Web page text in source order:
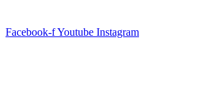
Facebook-fYoutube Instagram